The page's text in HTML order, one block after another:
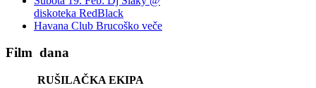
diskoteka RedBlack
Havana Club Brucoško veče
Film dana
RUŠILAČKA EKIPA